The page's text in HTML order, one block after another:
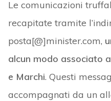
Le comunicazioni
recapitate tramite
posta[@]minister.com,
alcun modo associato
e Marchi. Questi
accompagnati da un